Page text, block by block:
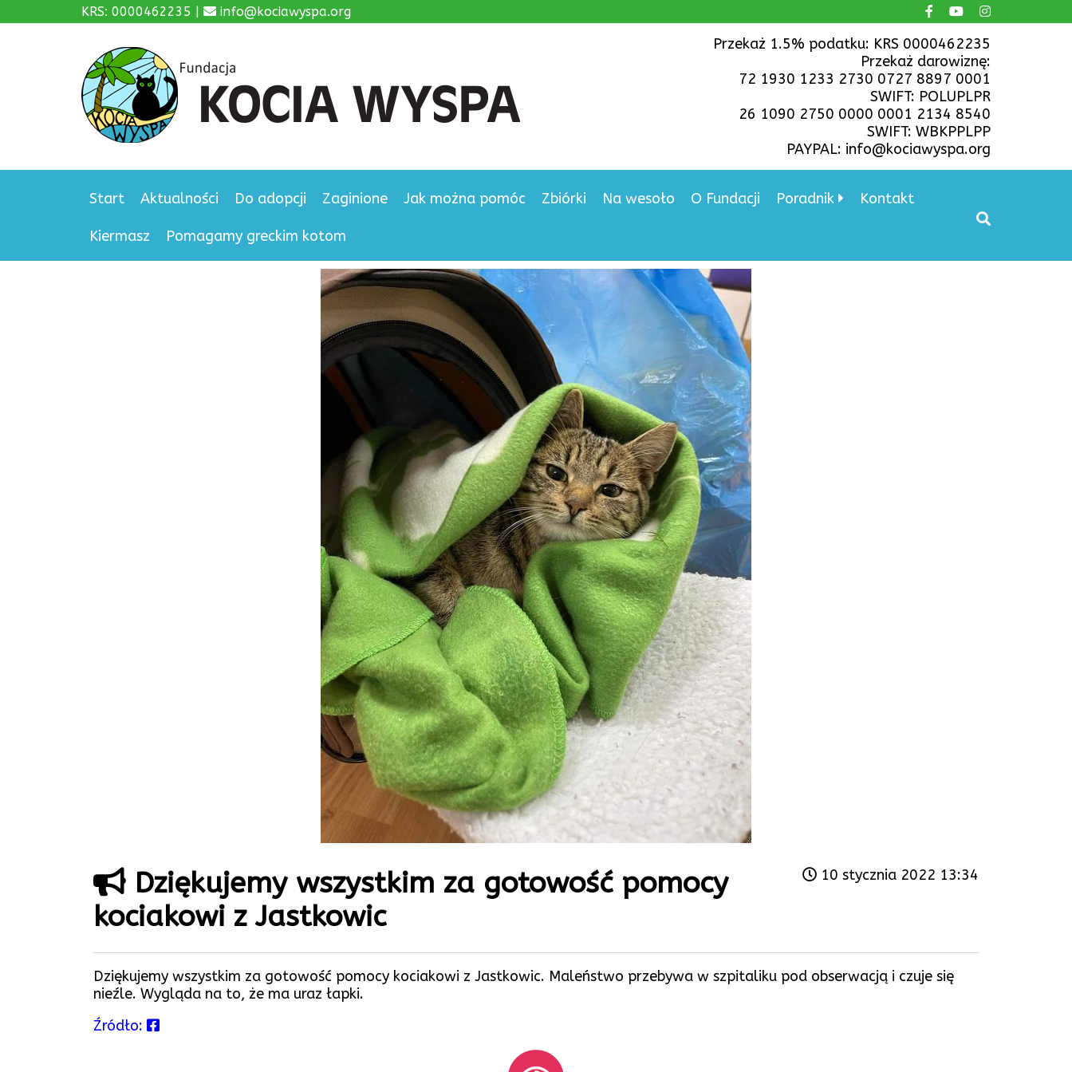
KRS: 0000462235 | info@kociawyspa.org
Przekaż 1.5% podatku: KRS 0000462235
Przekaż darowiznę:
72 1930 1233 2730 0727 8897 0001
SWIFT: POLUPLPR
26 1090 2750 0000 0001 2134 8540
SWIFT: WBKPPLPP
PAYPAL: info@kociawyspa.org
Start Aktualności Do adopcji Zaginione Jak można pomóc Zbiórki Na wesoło O Fundacji Poradnik Kontakt
Kiermasz Pomagamy greckim kotom
10 stycznia 2022 13:34
Dziękujemy wszystkim za gotowość pomocy
kociakowi z Jastkowic
Dziękujemy wszystkim za gotowość pomocy kociakowi z Jastkowic. Maleństwo przebywa w szpitaliku pod obserwacją i czuje się
nieźle. Wygląda na to, że ma uraz łapki.
Źródło: